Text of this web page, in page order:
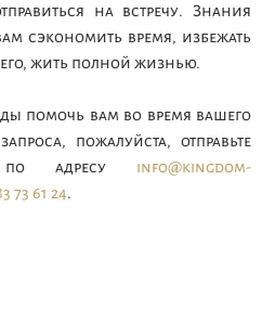
на встречу. Знания
сэкономить время, избежать
жить полной жизнью.
помочь вам во время вашего
пожалуйста, отправьте
по адресу info@kingdom-
73 61 24.